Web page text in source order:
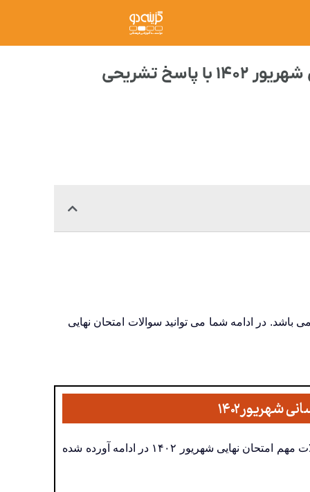
و زندگی ۳ ویژه رشته علوم انسانی صرفا به صورت کتبی و از ۲۰ نمره می باشد. در ادامه شما می توانید سوالات امتحان نهایی
در آزمون شهریور ۱۴۰۲ برای دانش آموزان سوالات در ۸ بخش تنظیم گردید. برخی از سوالات مهم امتحان نهایی شهریور ۱۴۰۲ در ادامه آورده شده